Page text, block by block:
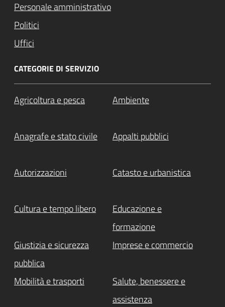
Personale amministrativo
Politici
Uffici
CATEGORIE DI SERVIZIO
Agricoltura e pesca Ambiente
Anagrafe e stato civile Appalti pubblici
Autorizzazioni Catasto e urbanistica
Cultura e tempo libero
Educazione e
formazione
Giustizia e sicurezza
pubblica
Imprese e commercio
Mobilità e trasporti
Salute, benessere e
assistenza